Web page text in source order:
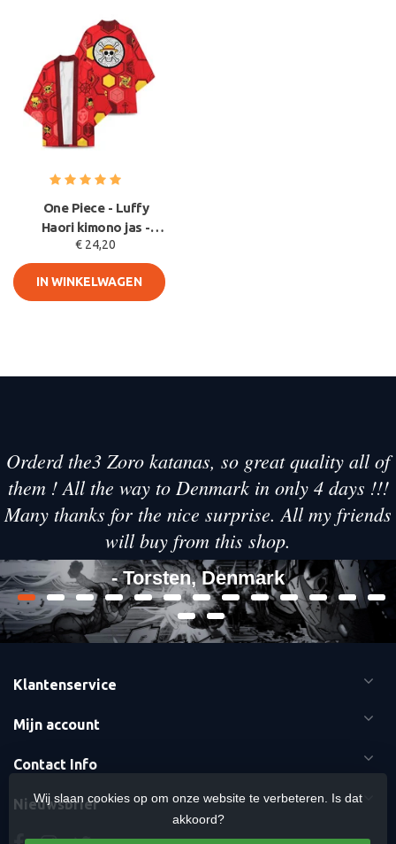
One Piece - Luffy
Haori kimono jas -
Strawhat Logo -
Cosplay
€ 24,20
IN WINKELWAGEN
Orderd the3 Zoro katanas, so great quality all of
them ! All the way to Denmark in only 4 days !!!
Many thanks for the nice surprise. All my friends
will buy from this shop.
- Torsten, Denmark
Klantenservice
Mijn account
Contact Info
Nieuwsbrief
Wij slaan cookies op om onze website te verbeteren. Is dat
akkoord?